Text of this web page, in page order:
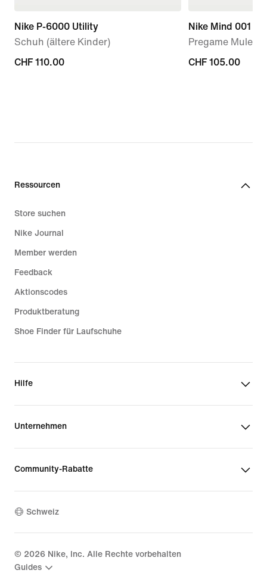
Nike P-6000 Utility
Schuh (ältere Kinder)
CHF 110.00
CHF 110.00
Nike Mind 001
Pregame Mule
CHF 105.00
CHF 105.00
Ressourcen
Store suchen
Nike Journal
Member werden
Feedback
Aktionscodes
Produktberatung
Shoe Finder für Laufschuhe
Hilfe
Unternehmen
Community-Rabatte
Schweiz
© 2026 Nike, Inc. Alle Rechte vorbehalten
Guides